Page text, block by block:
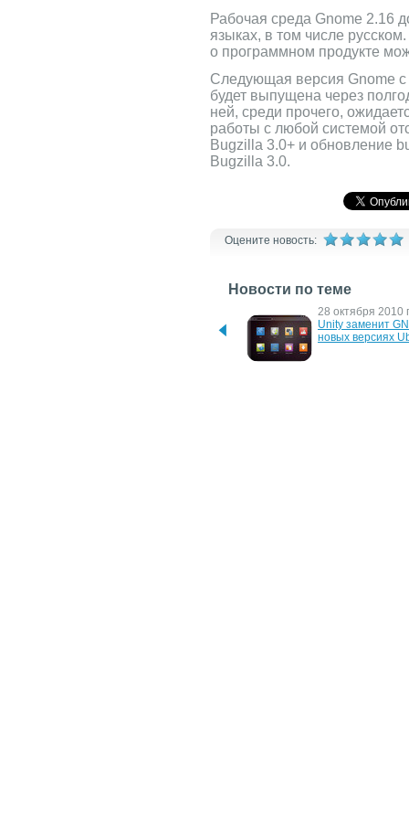
Рабочая среда Gnome 2.16
языках, в том числе
о программном продукте
Следующая версия Gnome с
будет выпущена через
ней, среди прочего,
работы с любой системой
Bugzilla 3.0+ и обновление
Bugzilla 3.0.
Оцените новость:
Новости по теме
28 октября 2010
Unity заменит
новых версиях